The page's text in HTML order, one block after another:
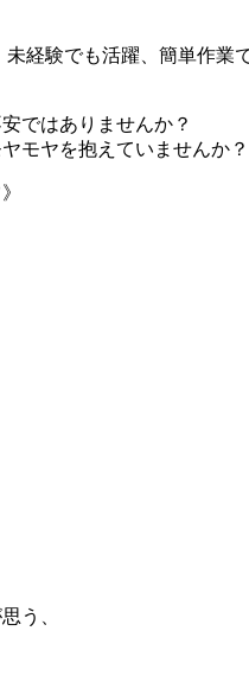
経験でも活躍、簡単作業
ではありませんか？
モヤを抱えていませんか？
う、